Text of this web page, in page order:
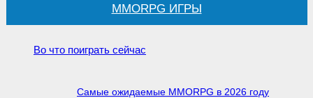
MMORPG ИГРЫ
Во что поиграть сейчас
Самые ожидаемые MMORPG в 2026 году